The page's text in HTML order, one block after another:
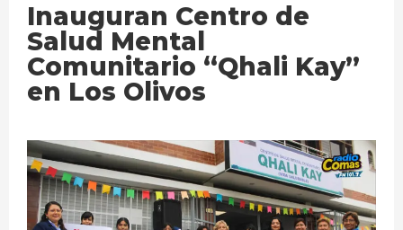
Inauguran Centro de
Salud Mental
Comunitario “Qhali Kay”
en Los Olivos